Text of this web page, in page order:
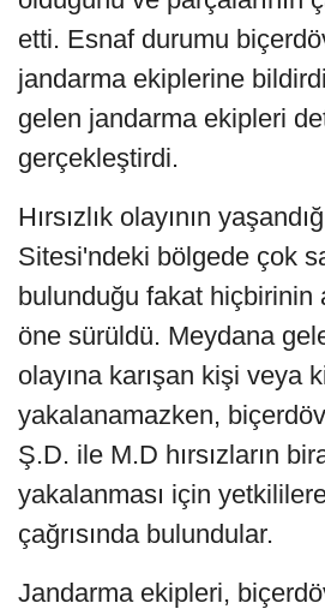
etti. Esnaf durumu
jandarma ekiplerine
gelen jandarma ekipleri
gerçekleştirdi.
Hırsızlık olayının
Sitesi'ndeki bölgede çok
bulunduğu fakat hiçbirinin
öne sürüldü. Meydana
olayına karışan kişi veya
yakalanamazken,
Ş.D. ile M.D hırsızların
yakalanması için
çağrısında bulundular.
Jandarma ekipleri,